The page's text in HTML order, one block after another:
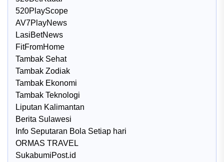
520PlayScope
AV7PlayNews
LasiBetNews
FitFromHome
Tambak Sehat
Tambak Zodiak
Tambak Ekonomi
Tambak Teknologi
Liputan Kalimantan
Berita Sulawesi
Info Seputaran Bola Setiap hari
ORMAS TRAVEL
SukabumiPost.id